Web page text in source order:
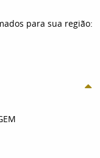
para sua região: